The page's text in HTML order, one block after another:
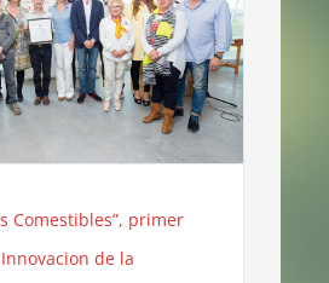
Comestibles”, primer
de la